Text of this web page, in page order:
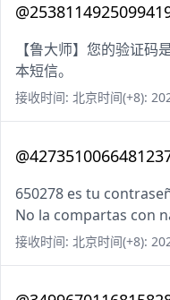
【鲁大师】您的验证
本短信。
接收时间: 北京时间(+8):
650278 es tu
No la compartas con
接收时间: 北京时间(+8):